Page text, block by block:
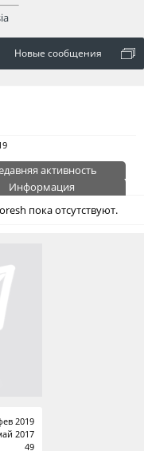
Новые сообщения
2019
2017
49
активность
Информация
пока отсутствуют.
оват